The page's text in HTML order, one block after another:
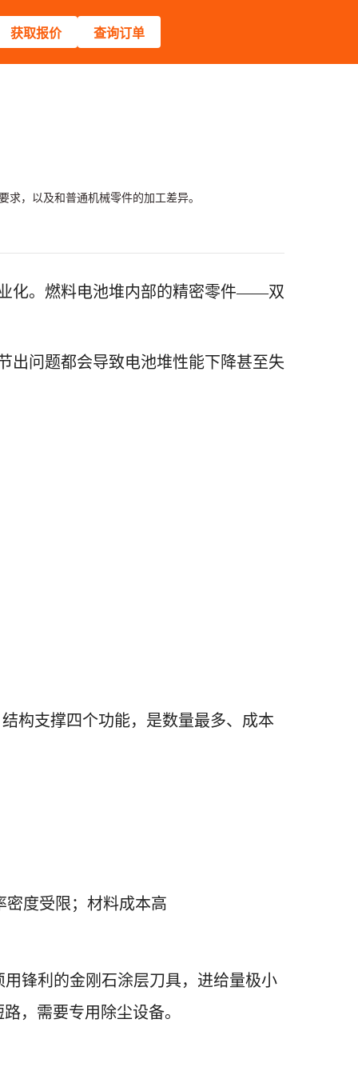
获取报价 查询订单
，以及和普通机械零件的加工差异。
化。燃料电池堆内部的精密零件——双
出问题都会导致电池堆性能下降甚至失
构支撑四个功能，是数量最多、成本
密度受限；材料成本高
锋利的金刚石涂层刀具，进给量极小
，需要专用除尘设备。